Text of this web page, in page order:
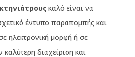
καλό είναι να
έντυπο παραπομπής και
ηλεκτρονική μορφή ή σε
καλύτερη διαχείριση και